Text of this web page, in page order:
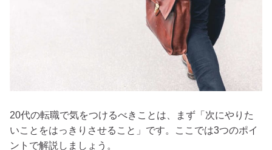
20代の転職で気をつけるべきことは、まず「次にやりた
いことをはっきりさせること」です。ここでは3つのポイ
ントで解説しましょう。